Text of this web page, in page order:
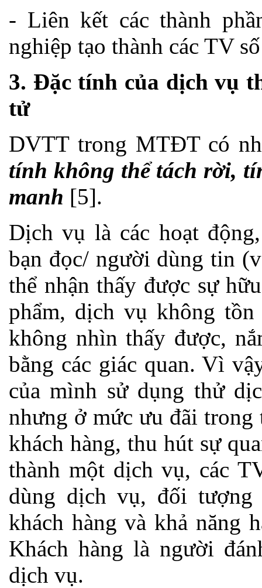
- Liên kết các thành
nghiệp tạo thành các TV
3. Đặc tính của dịch vụ
tử
DVTT trong MTĐT có
tính không thể tách rời,
manh [5].
Dịch vụ là các hoạt
bạn đọc/ người dùng tin
thể nhận thấy được sự
phẩm, dịch vụ không
không nhìn thấy được,
bằng các giác quan. Vì
của mình sử dụng thử
nhưng ở mức ưu đãi
khách hàng, thu hút sự
thành một dịch vụ, các
dùng dịch vụ, đối
khách hàng và khả năng
Khách hàng là người
dịch vụ.